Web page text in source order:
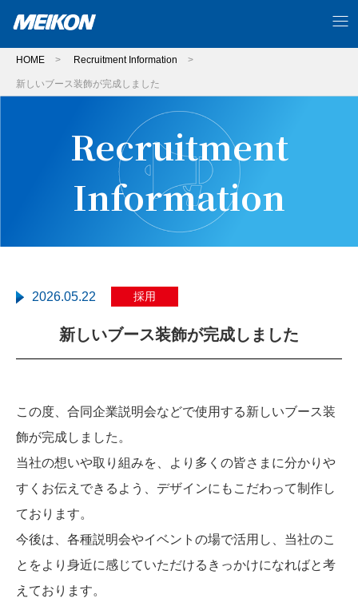
HOME > Recruitment Information >
新しいブース装飾が完成しました
Recruitment
Information
2026.05.22 採用
新しいブース装飾が完成しました
この度、合同企業説明会などで使用する新しいブース装
飾が完成しました。
当社の想いや取り組みを、より多くの皆さまに分かりや
すくお伝えできるよう、デザインにもこだわって制作し
ております。
今後は、各種説明会やイベントの場で活用し、当社のこ
とをより身近に感じていただけるきっかけになればと考
えております。